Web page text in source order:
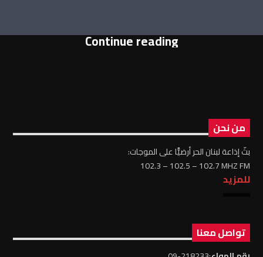
Continue reading
من نحن
بثّ إذاعة لبنان الحر أرضيًّا على الموجات:
102.3 – 102.5 – 102.7 MHZ FM
للمزيد
تواصل معنا